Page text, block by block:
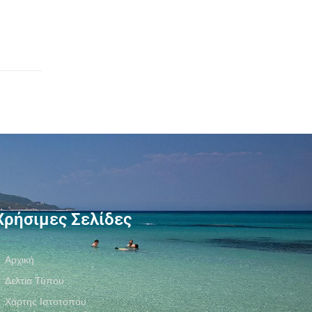
Σελίδες
Αρχική
Δελτία Τύπου
Χάρτης Ιστοτόπου